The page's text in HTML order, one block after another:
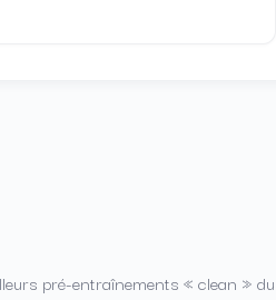
pré-entraînements « clean »